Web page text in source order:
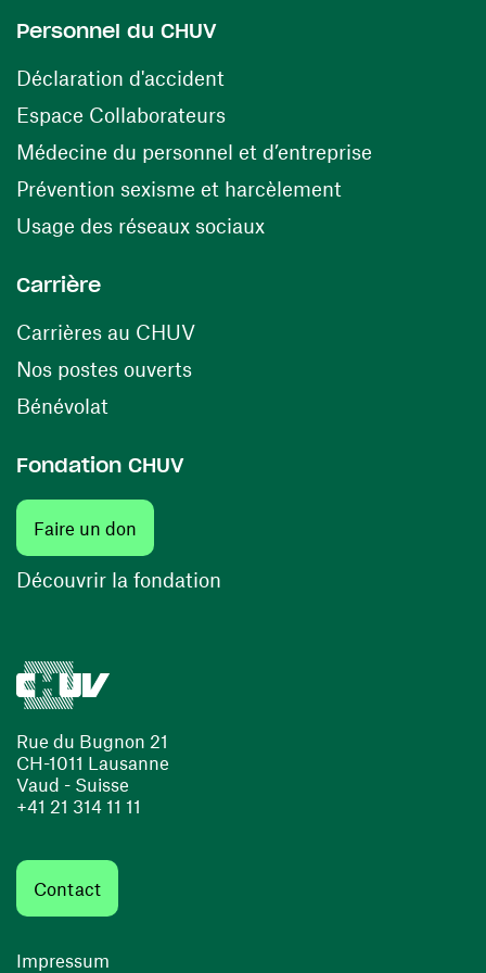
Rue du Bugnon 21
CH-1011 Lausanne
Vaud - Suisse
+41 21 314 11 11
Contact
Impressum
Personnel du CHUV
Déclaration d'accident
Espace Collaborateurs(opens in a new window)
Médecine du personnel et d’entreprise
Prévention sexisme et harcèlement
Usage des réseaux sociaux(opens in a new
Carrière
Carrières au CHUV(opens in a new window)
Nos postes ouverts(opens in a new window)
Bénévolat
Fondation CHUV
Faire un don
Découvrir la fondation